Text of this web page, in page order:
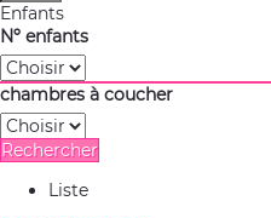
Enfants
Nº enfants
chambres à coucher
Rechercher
Liste